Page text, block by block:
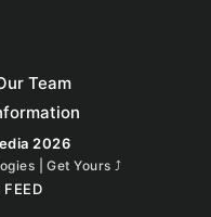
Team
2026
| Get Yours ⤴︎
FEED